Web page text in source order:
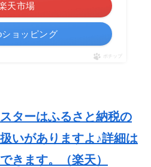
天市場
ショッピング
ポチップ
ターはふるさと納税の
いがありますよ♪詳細は
きます。（楽天）